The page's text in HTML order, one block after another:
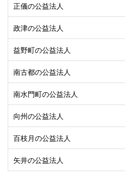
正儀の公益法人
政津の公益法人
益野町の公益法人
南古都の公益法人
南水門町の公益法人
向州の公益法人
百枝月の公益法人
矢井の公益法人